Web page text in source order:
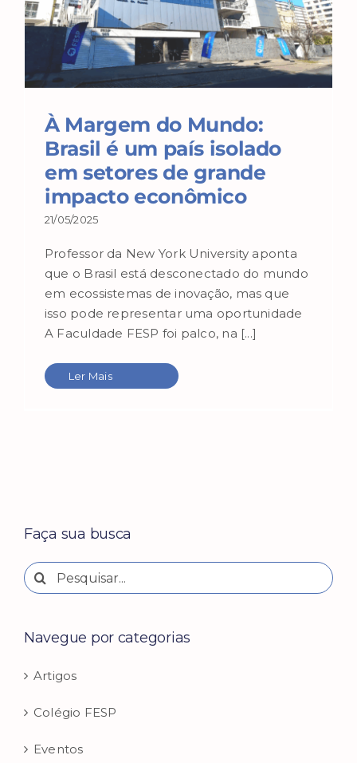
À Margem do Mundo:
Brasil é um país isolado
em setores de grande
impacto econômico
21/05/2025
Professor da New York University aponta
que o Brasil está desconectado do mundo
em ecossistemas de inovação, mas que
isso pode representar uma oportunidade
A Faculdade FESP foi palco, na [...]
Ler Mais
Faça sua busca
Buscar
resultados
Navegue por categorias
Artigos
Colégio FESP
Eventos